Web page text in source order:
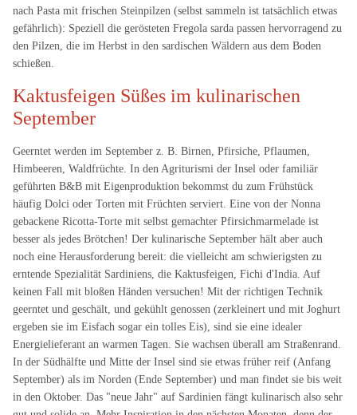
nach Pasta mit frischen Steinpilzen (selbst sammeln ist tatsächlich etwas
gefährlich): Speziell die gerösteten Fregola sarda passen hervorragend zu
den Pilzen, die im Herbst in den sardischen Wäldern aus dem Boden
schießen.
Kaktusfeigen Süßes im kulinarischen
September
Geerntet werden im September z. B. Birnen, Pfirsiche, Pflaumen,
Himbeeren, Waldfrüchte. In den Agriturismi der Insel oder familiär
geführten B&B mit Eigenproduktion bekommst du zum Frühstück
häufig Dolci oder Torten mit Früchten serviert. Eine von der Nonna
gebackene Ricotta-Torte mit selbst gemachter Pfirsichmarmelade ist
besser als jedes Brötchen! Der kulinarische September hält aber auch
noch eine Herausforderung bereit: die vielleicht am schwierigsten zu
erntende Spezialität Sardiniens, die Kaktusfeigen, Fichi d'India. Auf
keinen Fall mit bloßen Händen versuchen! Mit der richtigen Technik
geerntet und geschält, und gekühlt genossen (zerkleinert und mit Joghurt
ergeben sie im Eisfach sogar ein tolles Eis), sind sie eine idealer
Energielieferant an warmen Tagen. Sie wachsen überall am Straßenrand.
In der Südhälfte und Mitte der Insel sind sie etwas früher reif (Anfang
September) als im Norden (Ende September) und man findet sie bis weit
in den Oktober. Das "neue Jahr" auf Sardinien fängt kulinarisch also sehr